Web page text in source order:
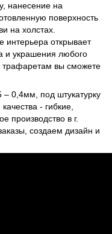
нанесение на
поверхность
на холстах.
интерьера открывает
и украшения любого
вы сможете
0,4мм, под штукатурку
- гибкие,
производство в г.
создаем дизайн и